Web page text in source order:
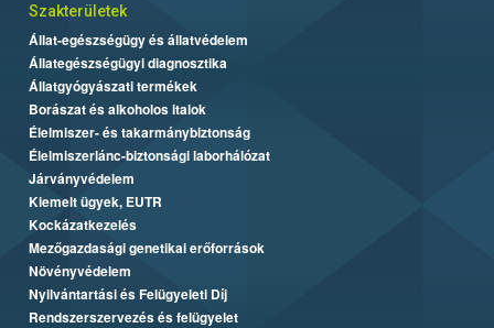
Szakterületek
Állat-egészségügy és állatvédelem
Állategészségügyi diagnosztika
Állatgyógyászati termékek
Borászat és alkoholos italok
Élelmiszer- és takarmánybiztonság
Élelmiszerlánc-biztonsági laborhálózat
Járványvédelem
Kiemelt ügyek, EUTR
Kockázatkezelés
Mezőgazdasági genetikai erőforrások
Növényvédelem
Nyilvántartási és Felügyeleti Díj
Rendszerszervezés és felügyelet